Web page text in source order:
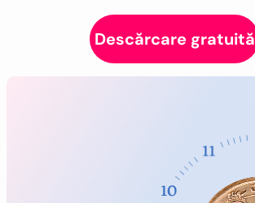
Descărcare gratuită